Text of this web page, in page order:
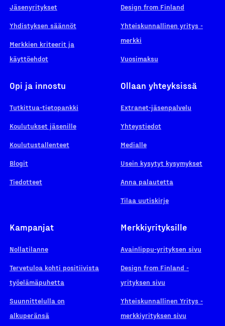
Jäsenyritykset
Yhdistyksen säännöt
Merkkien kriteerit ja
käyttöehdot
Design from Finland
Yhteiskunnallinen yritys -
merkki
Vuosimaksu
Opi ja innostu
Tutkittua-tietopankki
Koulutukset jäsenille
Koulutustallenteet
Blogit
Tiedotteet
Ollaan yhteyksissä
Extranet-jäsenpalvelu
Yhteystiedot
Medialle
Usein kysytyt kysymykset
Anna palautetta
Tilaa uutiskirje
Kampanjat
Nollatilanne
Tervetuloa kohti positiivista
työelämäpuhetta
Suunnittelulla on
alkuperänsä
Merkkiyrityksille
Avainlippu-yrityksen sivu
Design from Finland -
yrityksen sivu
Yhteiskunnallinen Yritys -
merkkiyrityksen sivu